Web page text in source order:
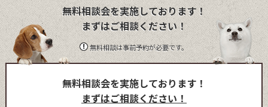
無料相談会を実施しております！
まずはご相談ください！
無料相談は事前予約が必要です。
無料相談会を実施しております！
まずはご相談ください！